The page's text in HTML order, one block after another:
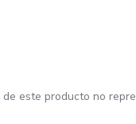
de este producto no